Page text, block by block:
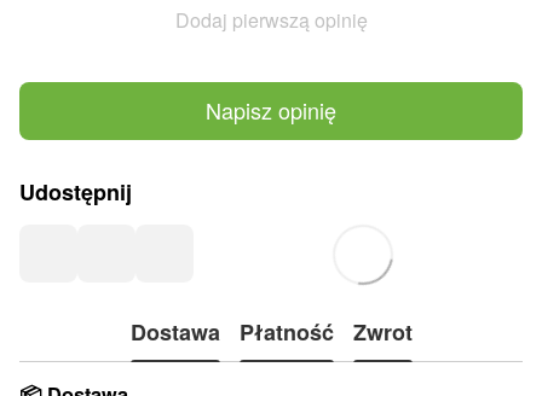
Dodaj pierwszą opinię
Napisz opinię
Udostępnij
Dostawa Płatność Zwrot